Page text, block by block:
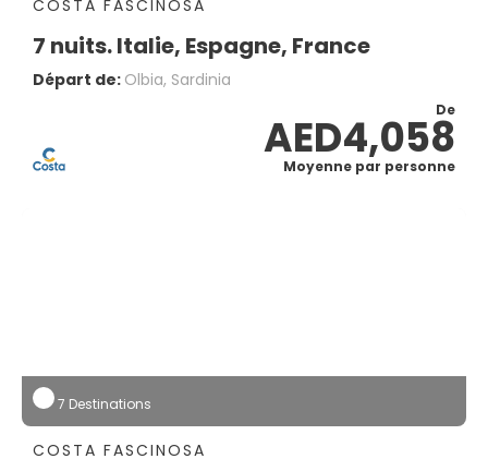
COSTA FASCINOSA
7 nuits. Italie, Espagne, France
Départ de: Olbia, Sardinia
De
AED4,058
Moyenne par personne
7 Destinations
COSTA FASCINOSA